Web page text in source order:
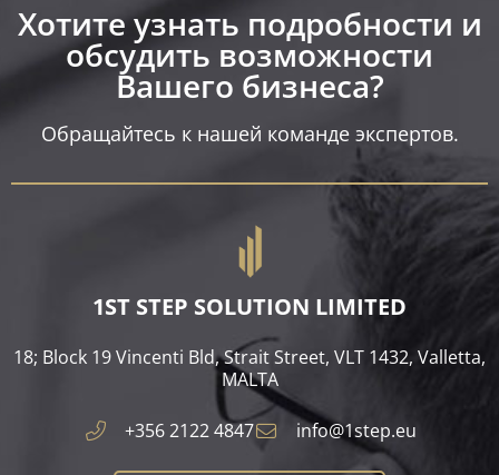
Хотите узнать подробности и
обсудить возможности
Вашего бизнеса?​
Обращайтесь к нашей команде экспертов.
1ST STEP SOLUTION LIMITED
18; Block 19 Vincenti Bld, Strait Street, VLT 1432, Valletta,
MALTA​
+356 2122 4847 info@1step.eu